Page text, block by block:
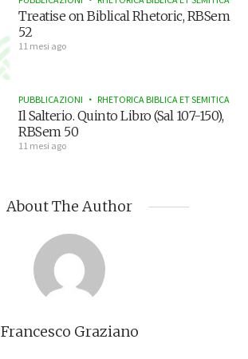
Treatise on Biblical Rhetoric, RBSem
52
11 mesi ago
PUBBLICAZIONI RHETORICA BIBLICA ET SEMITICA
Il Salterio. Quinto Libro (Sal 107-150),
RBSem 50
11 mesi ago
About The Author
Francesco Graziano